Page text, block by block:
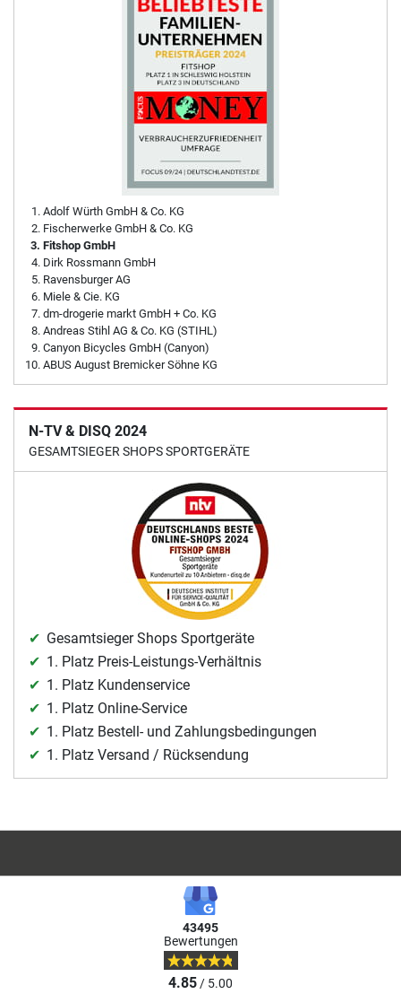
Adolf Würth GmbH & Co. KG
Fischerwerke GmbH & Co. KG
Fitshop GmbH
Dirk Rossmann GmbH
Ravensburger AG
Miele & Cie. KG
dm-drogerie markt GmbH + Co. KG
Andreas Stihl AG & Co. KG (STIHL)
Canyon Bicycles GmbH (Canyon)
ABUS August Bremicker Söhne KG
N-TV & DISQ 2024
GESAMTSIEGER SHOPS SPORTGERÄTE
Gesamtsieger Shops Sportgeräte
1. Platz Preis-Leistungs-Verhältnis
1. Platz Kundenservice
1. Platz Online-Service
1. Platz Bestell- und Zahlungsbedingungen
1. Platz Versand / Rücksendung
43495
Bewertungen
4.85/ 5.00